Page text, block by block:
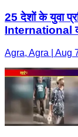
25 देशों के युवा
International
Agra, Agra | Aug